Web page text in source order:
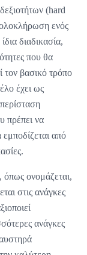
(hard
ενός
διαδικασία,
που θα
τον βασικό τρόπο
έχει ως
πρέπει να
από
όπως ονομάζεται,
στις ανάγκες
ανάγκες
αυστηρά